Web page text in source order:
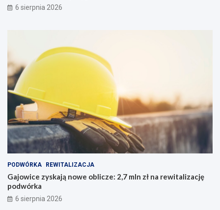
6 sierpnia 2026
PODWÓRKA REWITALIZACJA
Gajowice zyskają nowe oblicze: 2,7 mln zł na rewitalizację
podwórka
6 sierpnia 2026